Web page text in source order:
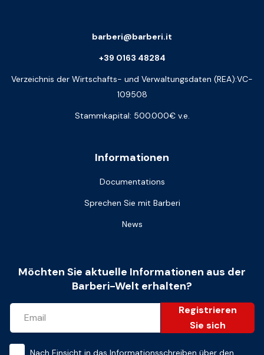
Informationen
Documentations
Sprechen Sie mit Barberi
News
barberi@barberi.it
+39 0163 48284
Verzeichnis der Wirtschafts- und Verwaltungsdaten (REA):VC-
109508
Stammkapital: 500.000€ v.e.
Möchten Sie aktuelle Informationen aus der
Barberi-Welt erhalten?
Registrieren
Sie sich
Nach Einsicht in das Informationsschreiben über den